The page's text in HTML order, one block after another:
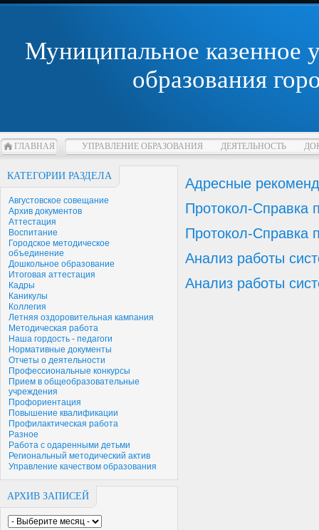
Муниципальное казенное
образования
ГЛАВНАЯ УПРАВЛЕНИЕ ОБРАЗОВАНИЯ ДЕЯТЕЛЬНОСТЬ
КАТЕГОРИИ РАЗДЕЛА
Августовское совещание
Архив документов
Аттестация
Воспитание
Городское методическое
объединение
Дошкольное образование
Итоговая аттестация
Кадры
Каникулы
Коллегия
Летняя оздоровительная кампания
Методическая работа
Наша гордость - педагоги
Нормативные документы
Отчеты о деятельности
Профессиональные конкурсы
Прием в общеобразовательные
учреждения
Профориентация
Повышение квалификации
Профилактическая работа
Разное
Работа с одаренными детьми
Региональный методический актив
Управление качеством образования
АРХИВ ЗАПИСЕЙ
Адресные
Протокол-Справка
Протокол-Справка
Анализ работы
Анализ работы